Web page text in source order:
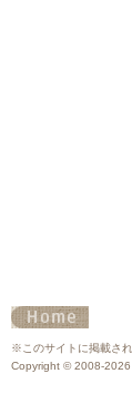
※このサイトに掲載さ
Copyright © 2008-2026